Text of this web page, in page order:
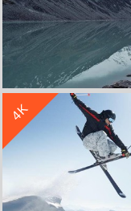
风景
4K